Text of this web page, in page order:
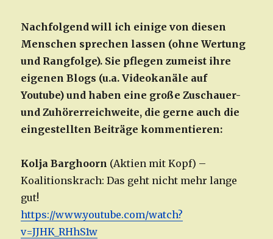
Nachfolgend will ich einige von diesen
Menschen sprechen lassen (ohne Wertung
und Rangfolge). Sie pflegen zumeist ihre
eigenen Blogs (u.a. Videokanäle auf
Youtube) und haben eine große Zuschauer-
und Zuhörerreichweite, die gerne auch die
eingestellten Beiträge kommentieren:
Kolja Barghoorn (Aktien mit Kopf) –
Koalitionskrach: Das geht nicht mehr lange
gut!
https://www.youtube.com/watch?
v=JJHK_RHhS1w